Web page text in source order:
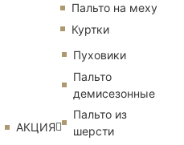
Пальто на меху
Куртки
АКЦИЯ
Пуховики
Пальто
демисезонные
Пальто из
шерсти